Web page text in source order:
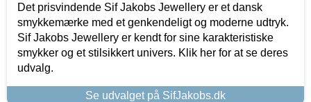
Det prisvindende Sif Jakobs Jewellery er et dansk
smykkemærke med et genkendeligt og moderne udtryk.
Sif Jakobs Jewellery er kendt for sine karakteristiske
smykker og et stilsikkert univers. Klik her for at se deres
udvalg.
Se udvalget på SifJakobs.dk